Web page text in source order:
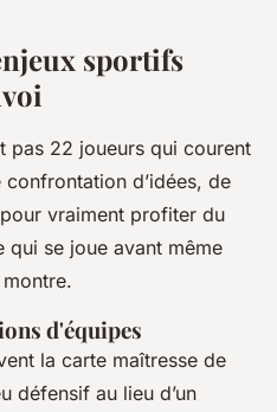
sportifs
pas 22 joueurs qui courent
confrontation d’idées, de
vraiment profiter du
se joue avant même
montre.
d'équipes
la carte maîtresse de
défensif au lieu d’un